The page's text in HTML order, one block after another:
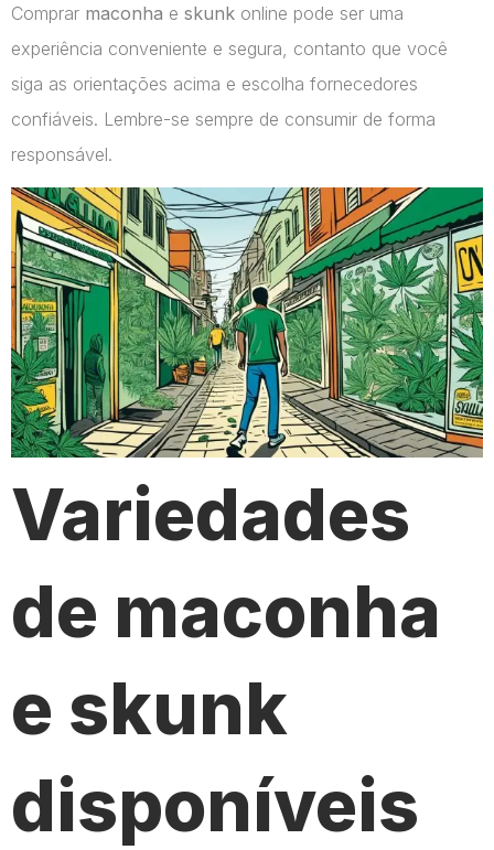
Comprar maconha e skunk online pode ser uma
experiência conveniente e segura, contanto que você
siga as orientações acima e escolha fornecedores
confiáveis. Lembre-se sempre de consumir de forma
responsável.
Variedades
de maconha
e skunk
disponíveis